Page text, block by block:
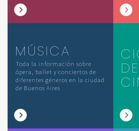
MÚSICA
Toda la información sobre
ópera, ballet y conciertos de
diferentes géneros en la ciudad
de Buenos Aires
DE